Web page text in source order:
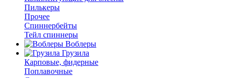
Пилькеры
Прочее
Спиннербейты
Тейл спиннеры
Воблеры
Грузила
Карповые, фидерные
Поплавочные